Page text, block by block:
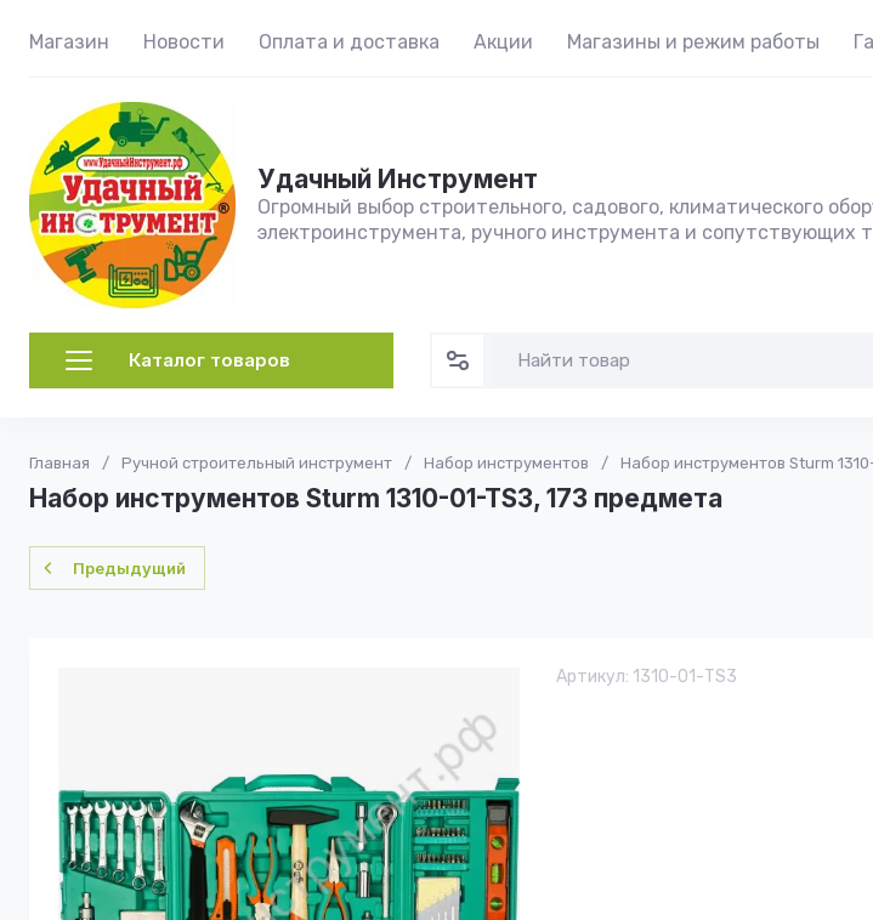
Магазин Новости Оплата и доставка Акции Магазины и режим работы
Удачный Инструмент
Огромный выбор строительного, садового, климатического
электроинструмента, ручного инструмента и сопутствующих
Каталог товаров
Главная / Ручной строительный инструмент / Набор инструментов / Набор инструментов Sturm
Набор инструментов Sturm 1310-01-TS3, 173 предмета
Предыдущий
Артикул: 1310-01-TS3